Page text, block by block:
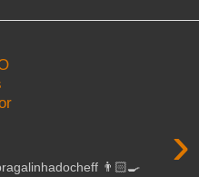
›
👨🏻‍🍳